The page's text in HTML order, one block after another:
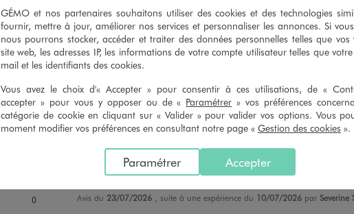
0
5/ 5
Avis vérifié et récompensé
Bonne qualité  tiens bien au lavage
Utile(0) Signaler
4/5
Avis vérifié et récompensé
je recommande ce produit
Avis du 23/07/2026 , suite à une expérience du 10/07/2026 par Severine
GÉMO et nos partenaires souhaitons utiliser des cookies et des technologies
fournir, mettre à jour, améliorer nos services et personnaliser les annonces. Si
nous pourrons stocker, accéder et traiter des données personnelles telles que vos
site web, les adresses IP, les informations de votre compte utilisateur telles que
mail et les identifiants des cookies.
Vous avez le choix d'« Accepter » pour consentir à ces utilisations, de «
accepter » pour vous y opposer ou de « Paramétrer » vos préférences
catégorie de cookie en cliquant sur « Valider » pour valider vos options. Vous
moment modifier vos préférences en consultant notre page « Gestion des cookies ».
Accepter
Paramétrer